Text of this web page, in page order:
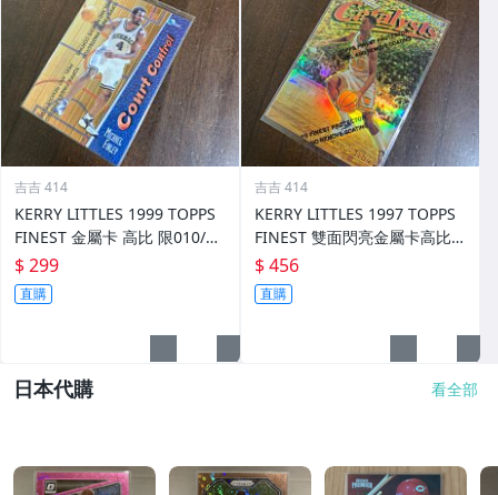
吉吉 414
KERRY LITTLES 1999 TOPPS
FINEST 金屬卡 高比 限010/75
0 前後如圖
$ 299
直購
吉吉 414
KERRY LITTLES 1997 TOPPS
FINEST 雙面閃亮金屬卡高比 R
EF 限135/289 前後如圖
$ 456
直購
日本代購 看全部